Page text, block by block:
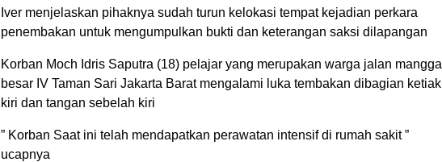
Iver menjelaskan pihaknya sudah turun kelokasi tempat kejadian perkara
penembakan untuk mengumpulkan bukti dan keterangan saksi dilapangan
Korban Moch Idris Saputra (18) pelajar yang merupakan warga jalan mangga
besar IV Taman Sari Jakarta Barat mengalami luka tembakan dibagian ketiak
kiri dan tangan sebelah kiri
” Korban Saat ini telah mendapatkan perawatan intensif di rumah sakit ”
ucapnya